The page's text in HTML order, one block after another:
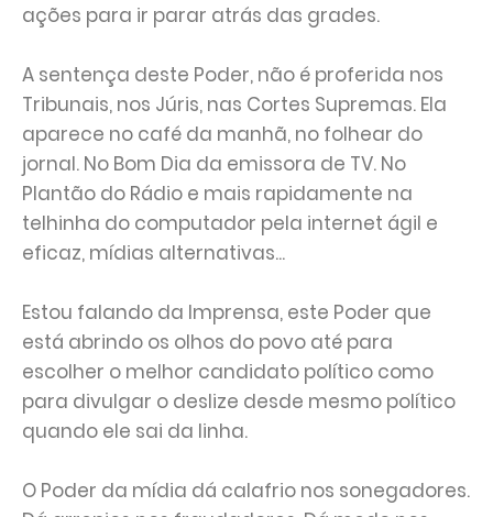
ações para ir parar atrás das grades.
A sentença deste Poder, não é proferida nos
Tribunais, nos Júris, nas Cortes Supremas. Ela
aparece no café da manhã, no folhear do
jornal. No Bom Dia da emissora de TV. No
Plantão do Rádio e mais rapidamente na
telhinha do computador pela internet ágil e
eficaz, mídias alternativas...
Estou falando da Imprensa, este Poder que
está abrindo os olhos do povo até para
escolher o melhor candidato político como
para divulgar o deslize desde mesmo político
quando ele sai da linha.
O Poder da mídia dá calafrio nos sonegadores.